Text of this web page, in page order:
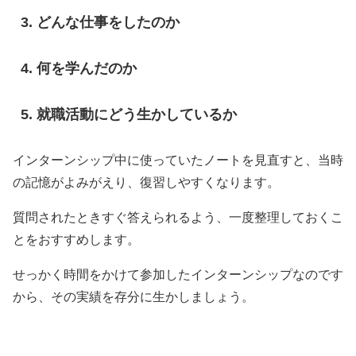
どんな仕事をしたのか
何を学んだのか
就職活動にどう生かしているか
インターンシップ中に使っていたノートを見直すと、当時
の記憶がよみがえり、復習しやすくなります。
質問されたときすぐ答えられるよう、一度整理しておくこ
とをおすすめします。
せっかく時間をかけて参加したインターンシップなのです
から、その実績を存分に生かしましょう。